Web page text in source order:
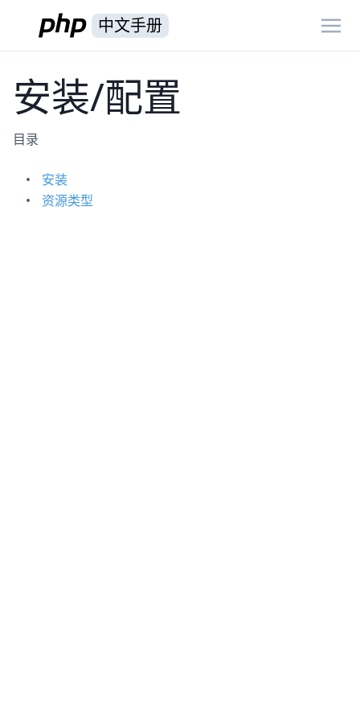
中文手册
安装/配置
目录
安装
资源类型